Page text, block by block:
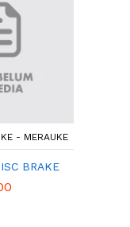
- MERAUKE
BRAKE